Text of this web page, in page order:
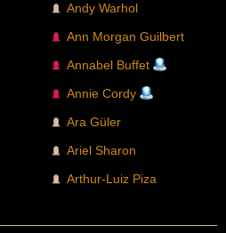
Andy Warhol
Ann Morgan Guilbert
Annabel Buffet
Annie Cordy
Ara Güler
Ariel Sharon
Arthur-Luiz Piza